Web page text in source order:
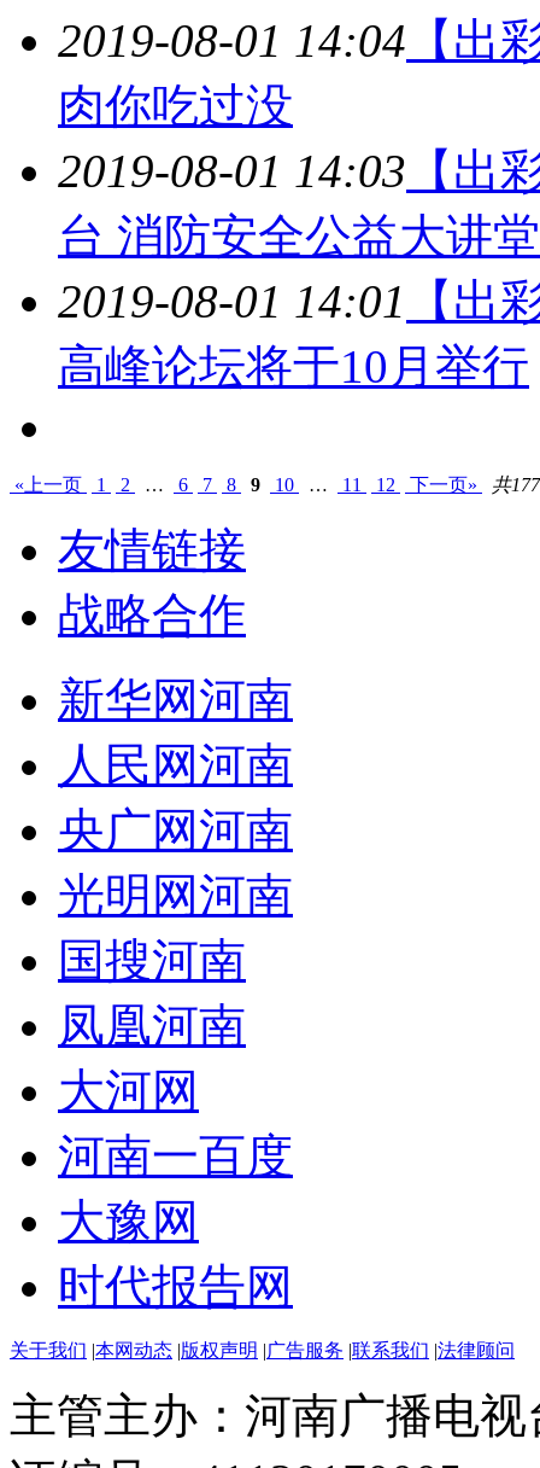
2019-08-01 14:04 【出
肉你吃过没
2019-08-01 14:03 【出
台 消防安全公益大讲
2019-08-01 14:01
【出
高峰论坛将于10月举行
«上一页 1 2 … 6 7 8 9 10 … 11 12 下一页» 共
友情链接
战略合作
新华网河南
人民网河南
央广网河南
光明网河南
国搜河南
凤凰河南
大河网
河南一百度
大豫网
时代报告网
关于我们 |本网动态 |版权声明 |广告服务 |联系我们 |法律顾问
主管主办：河南广播电